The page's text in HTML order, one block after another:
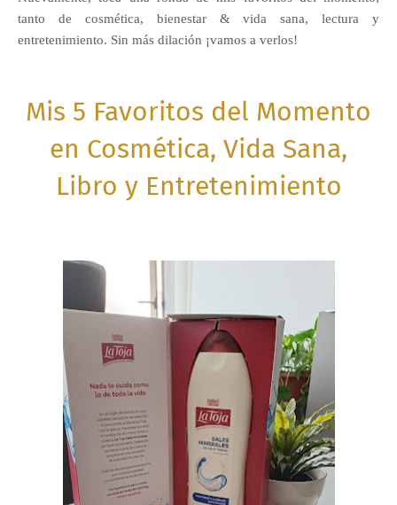
tanto de cosmética, bienestar & vida sana, lectura y
entretenimiento. Sin más dilación ¡vamos a verlos!
Mis 5 Favoritos del Momento
en Cosmética, Vida Sana,
Libro y Entretenimiento